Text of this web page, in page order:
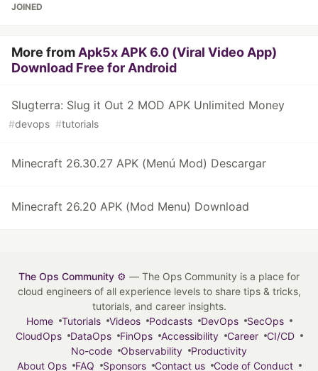
JOINED
More from Apk5x APK 6.0 (Viral Video App)
Download Free for Android
Slugterra: Slug it Out 2 MOD APK Unlimited Money
#devops #tutorials
Minecraft 26.30.27 APK (Menú Mod) Descargar
Minecraft 26.20 APK (Mod Menu) Download
The Ops Community ⚙️ — The Ops Community is a place for
cloud engineers of all experience levels to share tips & tricks,
tutorials, and career insights.
Home
Tutorials Videos Podcasts DevOps
SecOps
CloudOps
DataOps FinOps Accessibility Career
CI/CD
No-code
Observability
Productivity
About Ops
FAQ Sponsors Contact us Code of Conduct